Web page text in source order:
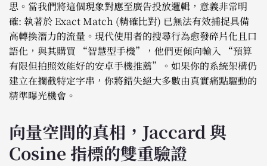
思。當我們將這個現象對應至廣告投放邏輯，意義非常明
確: 執著於 Exact Match (精確比對) 已無法有效捕捉具備
高轉換潛力的流量。現代使用者的搜尋行為愈發碎片化且口
語化，與其購買 “智慧型手機”，他們更傾向輸入 “預算
有限但拍照效能好的安卓手機推薦”。如果你的系統架構仍
建立在攔截特定字串，你將錯失絕大多數由真實痛點驅動的
精準曝光機會。
向量空間的真相，Jaccard 與
Cosine 指標的雙重驗證